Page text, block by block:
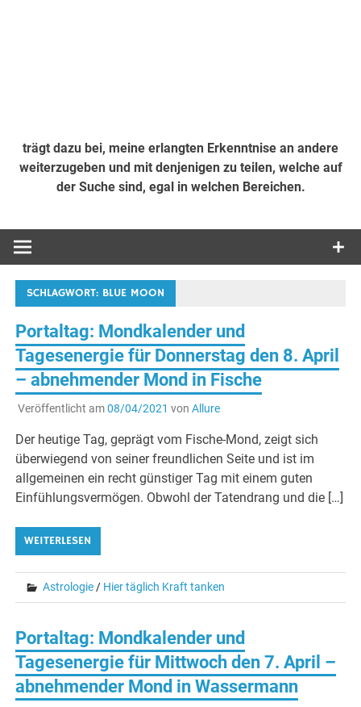
trägt dazu bei, meine erlangten Erkenntnise an andere
weiterzugeben und mit denjenigen zu teilen, welche auf
der Suche sind, egal in welchen Bereichen.
SCHLAGWORT: BLUE MOON
Portaltag: Mondkalender und
Tagesenergie für Donnerstag den 8. April
– abnehmender Mond in Fische
Veröffentlicht am08/04/2021 von Allure
Der heutige Tag, geprägt vom Fische-Mond, zeigt sich
überwiegend von seiner freundlichen Seite und ist im
allgemeinen ein recht günstiger Tag mit einem guten
Einfühlungsvermögen. Obwohl der Tatendrang und die […]
WEITERLESEN
Astrologie/ Hier täglich Kraft tanken
Portaltag: Mondkalender und
Tagesenergie für Mittwoch den 7. April –
abnehmender Mond in Wassermann